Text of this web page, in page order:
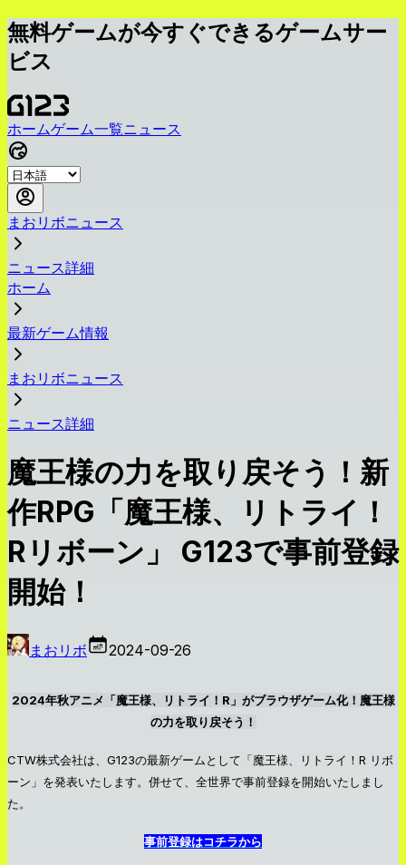
無料ゲームが今すぐできるゲームサー
ビス
ホームゲーム一覧ニュース
まおリボニュース
ニュース詳細
ホーム
最新ゲーム情報
まおリボニュース
ニュース詳細
魔王様の力を取り戻そう！新
作RPG「魔王様、リトライ！
Rリボーン」 G123で事前登録
開始！
まおリボ 2024-09-26
2024年秋アニメ「魔王様、リトライ！R」がブラウザゲーム化！魔王様
の力を取り戻そう！
CTW株式会社は、G123の最新ゲームとして「魔王様、リトライ！R リボ
ーン」を発表いたします。併せて、全世界で事前登録を開始いたしまし
た。
事前登録はコチラから